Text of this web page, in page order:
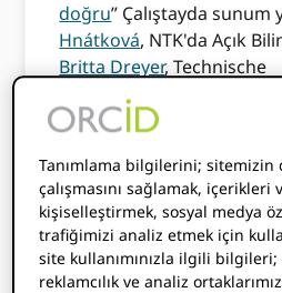
doğru” Çalıştayda sunum
Hnátková, NTK'da Açık
Britta Dreyer, Technische
Informationsbibliothek'te
Veri Hizmetleri Başkanı;
Kütüphanecilik Enstitüsü;
VotavovaKoordinatörü
Gabriela Mejias, Küresel
Etkileşim Yöneticisi
Tanımlama bilgilerini; sitemizin
çalışmasını sağlamak, içerikleri
kişiselleştirmek, sosyal medya
trafiğimizi analiz etmek için
site kullanımınızla ilgili bilgileri;
reklamcılık ve analiz